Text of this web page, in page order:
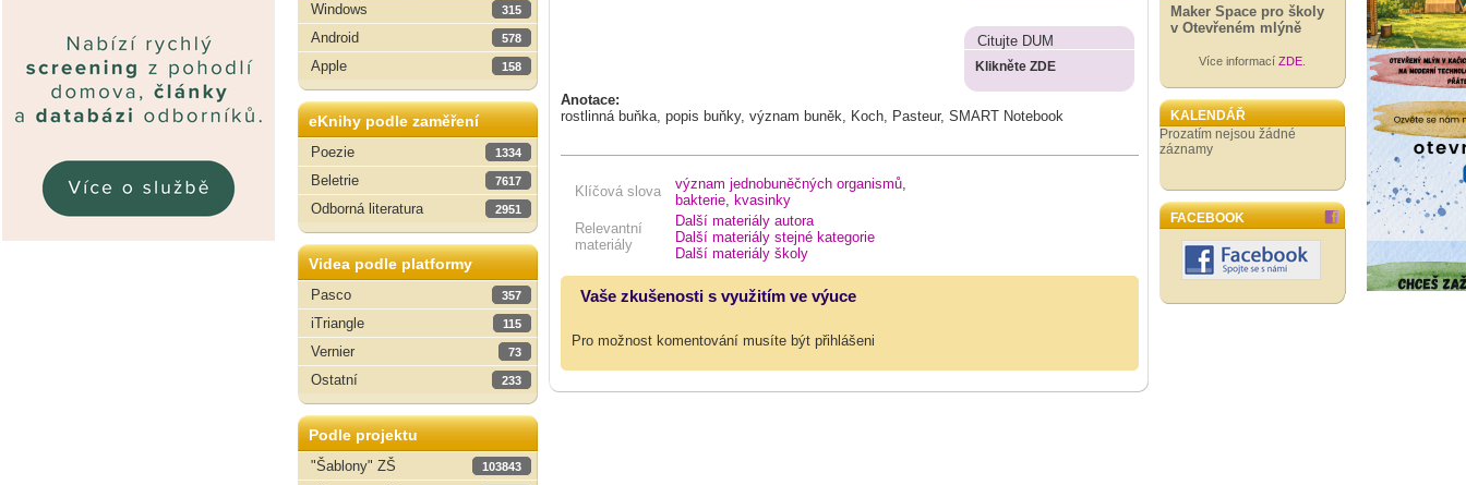
Windows
315
Android 578
Apple 158
eKnihy podle zaměření
Poezie
1334
Beletrie 7617
Odborná literatura 2951
Videa podle platformy
Pasco
357
iTriangle 115
Vernier 73
Ostatní 233
Podle projektu
"Šablony" ZŠ
103843
Citujte DUM
Klikněte ZDE
Anotace:
rostlinná buňka, popis buňky, význam buněk, Koch, Pasteur, SMART Notebook
Klíčová slova význam jednobuněčných organismů
bakterie
kvasinky
Relevantní
materiály
Další materiály autora
Další materiály stejné kategorie
Další materiály školy
Vaše zkušenosti s využitím ve výuce
Pro možnost komentování musíte být přihlášeni
Maker Space pro školy
v Otevřeném mlýně
Více informací ZDE
KALENDÁŘ
Prozatím nejsou žádné
záznamy
FACEBOOK